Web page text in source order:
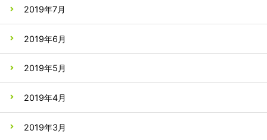
2019年7月
2019年6月
2019年5月
2019年4月
2019年3月